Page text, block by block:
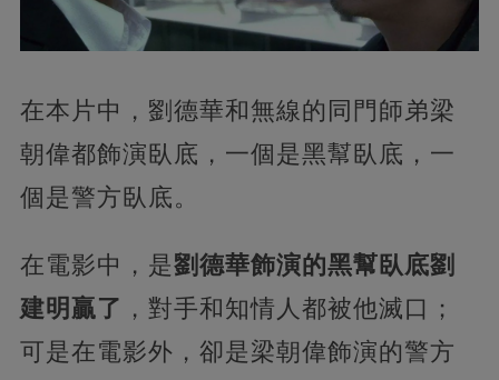
在本片中，劉德華和無線的同門師弟梁
朝偉都飾演臥底，一個是黑幫臥底，一
個是警方臥底。
在電影中，是劉德華飾演的黑幫臥底劉
建明贏了 ，對手和知情人都被他滅口；
可是在電影外，卻是梁朝偉飾演的警方